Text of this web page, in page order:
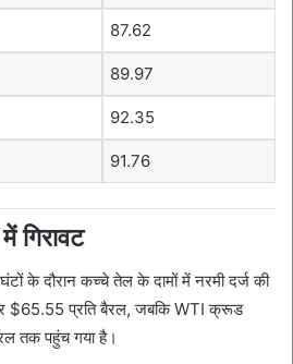
87.62
89.97
92.35
91.76
गिरावट
के दौरान कच्चे तेल के दामों में नरमी दर्ज की
$65.55 प्रति बैरल, जबकि WTI क्रूड
तक पहुंच गया है।